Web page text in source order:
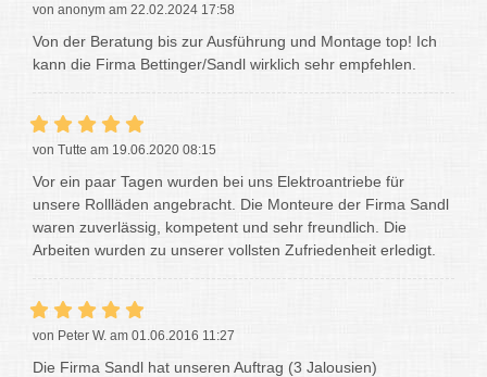
von anonym am 22.02.2024 17:58
Von der Beratung bis zur Ausführung und Montage top! Ich
kann die Firma Bettinger/Sandl wirklich sehr empfehlen.
von Tutte am 19.06.2020 08:15
Vor ein paar Tagen wurden bei uns Elektroantriebe für
unsere Rollläden angebracht. Die Monteure der Firma Sandl
waren zuverlässig, kompetent und sehr freundlich. Die
Arbeiten wurden zu unserer vollsten Zufriedenheit erledigt.
von Peter W. am 01.06.2016 11:27
Die Firma Sandl hat unseren Auftrag (3 Jalousien)